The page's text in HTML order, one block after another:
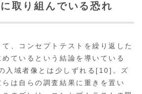
取り組んでいる恐れ
、コンセプトテストを繰り返した
ているという結論を導いている
入域者像とは少しずれる[10]。ズ
は自らの調査結果に重きを置い